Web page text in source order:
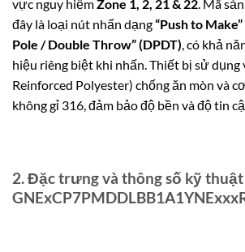
vực nguy hiểmZone 1, 2, 21 & 22 . Mã
đây là loại nút nhấn dạng“Push to
Pole / Double Throw” (DPDT) , có khả
hiệu riêng biệt khi nhấn. Thiết bị sử dụng
Reinforced Polyester) chống ăn mòn và
không gỉ 316, đảm bảo độ bền và độ tin
2. Đặc trưng và thông số kỹ thuật